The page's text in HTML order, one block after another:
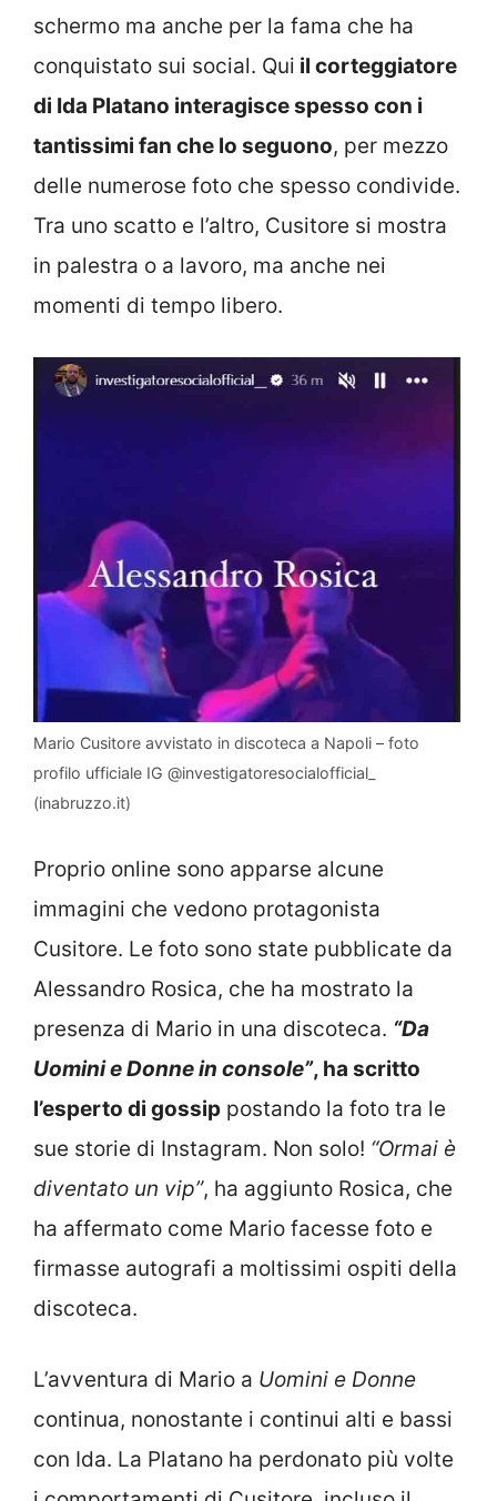
schermo ma anche per la fama che ha
conquistato sui social. Qui il corteggiatore
di Ida Platano interagisce spesso con i
tantissimi fan che lo seguono, per mezzo
delle numerose foto che spesso condivide.
Tra uno scatto e l’altro, Cusitore si mostra
in palestra o a lavoro, ma anche nei
momenti di tempo libero.
Mario Cusitore avvistato in discoteca a Napoli – foto
profilo ufficiale IG @investigatoresocialofficial_
(inabruzzo.it)
Proprio online sono apparse alcune
immagini che vedono protagonista
Cusitore. Le foto sono state pubblicate da
Alessandro Rosica, che ha mostrato la
presenza di Mario in una discoteca. “Da
Uomini e Donne in console”, ha scritto
l’esperto di gossip postando la foto tra le
sue storie di Instagram. Non solo! “Ormai è
diventato un vip”, ha aggiunto Rosica, che
ha affermato come Mario facesse foto e
firmasse autografi a moltissimi ospiti della
discoteca.
L’avventura di Mario a Uomini e Donne
continua, nonostante i continui alti e bassi
con Ida. La Platano ha perdonato più volte